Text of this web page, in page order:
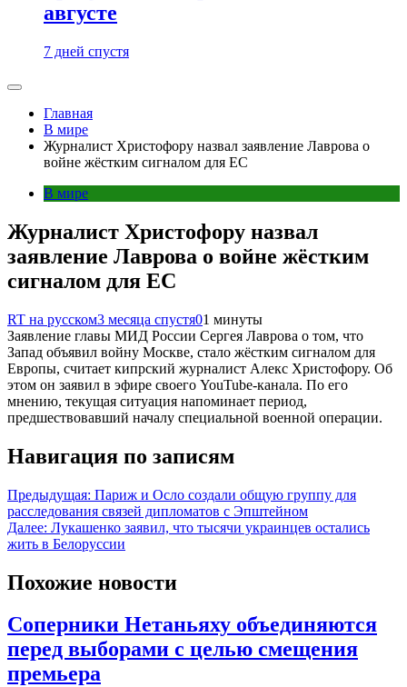
августе
7 дней спустя
Главная
В мире
Журналист Христофору назвал заявление Лаврова о
войне жёстким сигналом для ЕС
В мире
Журналист Христофору назвал
заявление Лаврова о войне жёстким
сигналом для ЕС
RT на русском3 месяца спустя01 минуты
Заявление главы МИД России Сергея Лаврова о том, что
Запад объявил войну Москве, стало жёстким сигналом для
Европы, считает кипрский журналист Алекс Христофору. Об
этом он заявил в эфире своего YouTube-канала. По его
мнению, текущая ситуация напоминает период,
предшествовавший началу специальной военной операции.
Навигация по записям
Предыдущая: Париж и Осло создали общую группу для
расследования связей дипломатов с Эпштейном
Далее: Лукашенко заявил, что тысячи украинцев остались
жить в Белоруссии
Похожие новости
Соперники Нетаньяху объединяются
перед выборами с целью смещения
премьера